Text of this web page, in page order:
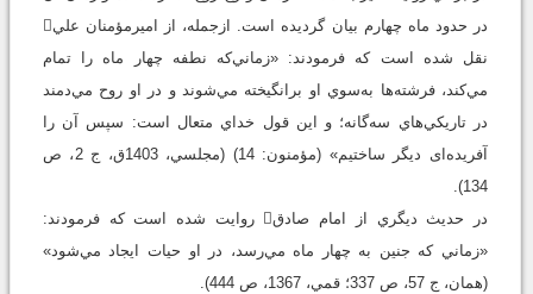
در حدود ماه چهارم بيان گردیده است. ازجمله، از امیرمؤمنان علي
نقل شده است که فرمودند: «زماني‌که نطفه چهار ماه را تمام
مي‌کند، فرشته‌ها به‌سوي او برانگيخته مي‌شوند و در او روح مي‌دمند
در تاريکي‌هاي سه‌گانه؛ و اين قول خداي متعال است: سپس آن را
آفريده‌اى ديگر ساختيم» (مؤمنون: 14) (مجلسي، 1403ق، ج 2، ص
134).
در حديث ديگري از امام صادق روايت شده است که فرمودند:
«زماني که جنین به چهار ماه مي‌رسد، در او حيات ايجاد مي‌شود»
(همان، ج 57، ص 337؛ قمي، 1367، ص 444).